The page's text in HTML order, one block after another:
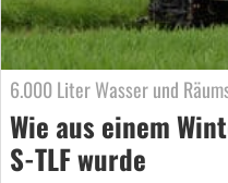
6.000 Liter Wasser und
Wie aus einem
S-TLF wurde